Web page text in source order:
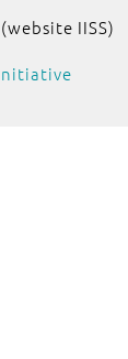
(website IISS)